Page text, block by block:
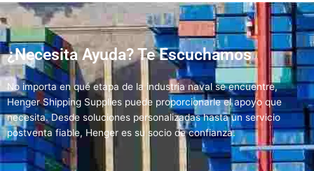
¿Necesita Ayuda? Te Escuchamos
No importa en qué etapa de la industria naval se encuentre,
Henger Shipping Supplies puede proporcionarle el apoyo que
necesita. Desde soluciones personalizadas hasta un servicio
postventa fiable, Henger es su socio de confianza.